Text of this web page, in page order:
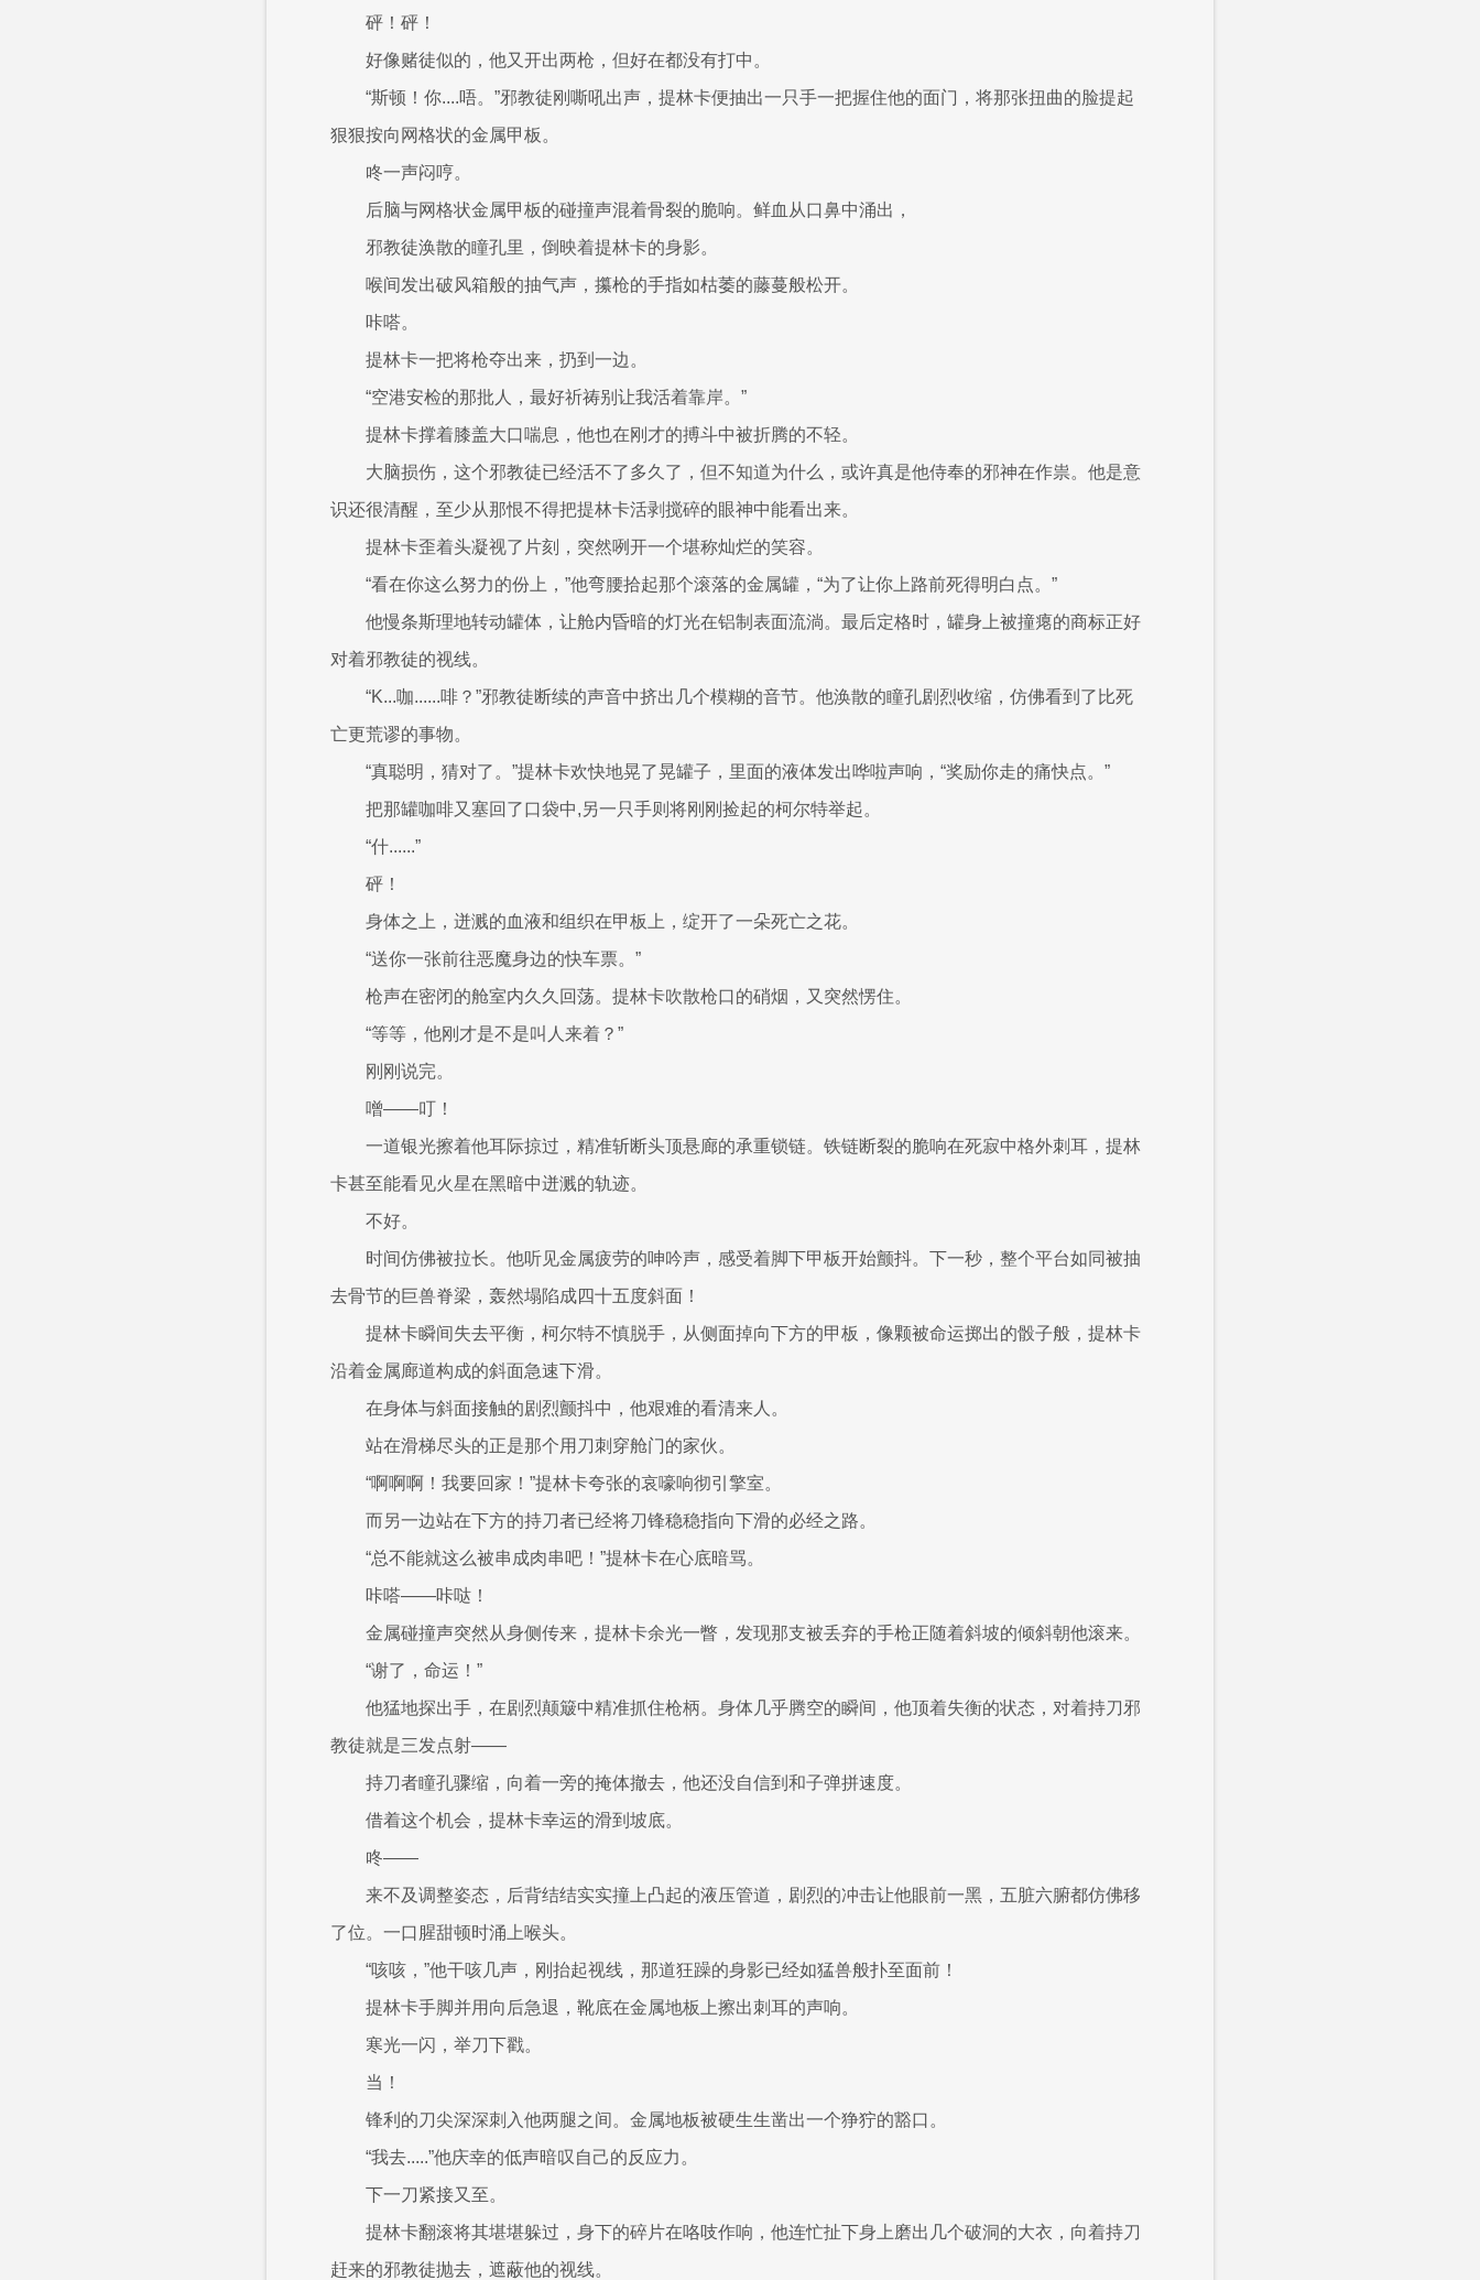
砰！砰！
好像赌徒似的，他又开出两枪，但好在都没有打中。
“斯顿！你....唔。”邪教徒刚嘶吼出声，提林卡便抽出一只手一把握住他的面门，将那张扭曲的脸提起
狠狠按向网格状的金属甲板。
咚一声闷哼。
后脑与网格状金属甲板的碰撞声混着骨裂的脆响。鲜血从口鼻中涌出，
邪教徒涣散的瞳孔里，倒映着提林卡的身影。
喉间发出破风箱般的抽气声，攥枪的手指如枯萎的藤蔓般松开。
咔嗒。
提林卡一把将枪夺出来，扔到一边。
“空港安检的那批人，最好祈祷别让我活着靠岸。”
提林卡撑着膝盖大口喘息，他也在刚才的搏斗中被折腾的不轻。
大脑损伤，这个邪教徒已经活不了多久了，但不知道为什么，或许真是他侍奉的邪神在作祟。他是意
识还很清醒，至少从那恨不得把提林卡活剥搅碎的眼神中能看出来。
提林卡歪着头凝视了片刻，突然咧开一个堪称灿烂的笑容。
“看在你这么努力的份上，”他弯腰拾起那个滚落的金属罐，“为了让你上路前死得明白点。”
他慢条斯理地转动罐体，让舱内昏暗的灯光在铝制表面流淌。最后定格时，罐身上被撞瘪的商标正好
对着邪教徒的视线。
“K...咖......啡？”邪教徒断续的声音中挤出几个模糊的音节。他涣散的瞳孔剧烈收缩，仿佛看到了比死
亡更荒谬的事物。
“真聪明，猜对了。”提林卡欢快地晃了晃罐子，里面的液体发出哗啦声响，“奖励你走的痛快点。”
把那罐咖啡又塞回了口袋中,另一只手则将刚刚捡起的柯尔特举起。
“什......”
砰！
身体之上，迸溅的血液和组织在甲板上，绽开了一朵死亡之花。
“送你一张前往恶魔身边的快车票。”
枪声在密闭的舱室内久久回荡。提林卡吹散枪口的硝烟，又突然愣住。
“等等，他刚才是不是叫人来着？”
刚刚说完。
噌——叮！
一道银光擦着他耳际掠过，精准斩断头顶悬廊的承重锁链。铁链断裂的脆响在死寂中格外刺耳，提林
卡甚至能看见火星在黑暗中迸溅的轨迹。
不好。
时间仿佛被拉长。他听见金属疲劳的呻吟声，感受着脚下甲板开始颤抖。下一秒，整个平台如同被抽
去骨节的巨兽脊梁，轰然塌陷成四十五度斜面！
提林卡瞬间失去平衡，柯尔特不慎脱手，从侧面掉向下方的甲板，像颗被命运掷出的骰子般，提林卡
沿着金属廊道构成的斜面急速下滑。
在身体与斜面接触的剧烈颤抖中，他艰难的看清来人。
站在滑梯尽头的正是那个用刀刺穿舱门的家伙。
“啊啊啊！我要回家！”提林卡夸张的哀嚎响彻引擎室。
而另一边站在下方的持刀者已经将刀锋稳稳指向下滑的必经之路。
“总不能就这么被串成肉串吧！”提林卡在心底暗骂。
咔嗒——咔哒！
金属碰撞声突然从身侧传来，提林卡余光一瞥，发现那支被丢弃的手枪正随着斜坡的倾斜朝他滚来。
“谢了，命运！”
他猛地探出手，在剧烈颠簸中精准抓住枪柄。身体几乎腾空的瞬间，他顶着失衡的状态，对着持刀邪
教徒就是三发点射——
持刀者瞳孔骤缩，向着一旁的掩体撤去，他还没自信到和子弹拼速度。
借着这个机会，提林卡幸运的滑到坡底。
咚——
来不及调整姿态，后背结结实实撞上凸起的液压管道，剧烈的冲击让他眼前一黑，五脏六腑都仿佛移
了位。一口腥甜顿时涌上喉头。
“咳咳，”他干咳几声，刚抬起视线，那道狂躁的身影已经如猛兽般扑至面前！
提林卡手脚并用向后急退，靴底在金属地板上擦出刺耳的声响。
寒光一闪，举刀下戳。
当！
锋利的刀尖深深刺入他两腿之间。金属地板被硬生生凿出一个狰狞的豁口。
“我去.....”他庆幸的低声暗叹自己的反应力。
下一刀紧接又至。
提林卡翻滚将其堪堪躲过，身下的碎片在咯吱作响，他连忙扯下身上磨出几个破洞的大衣，向着持刀
赶来的邪教徒抛去，遮蔽他的视线。